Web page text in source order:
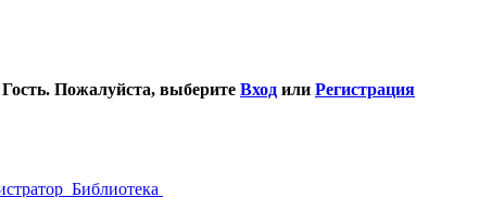
Пожалуйста, выберите Вход или Регистрация
Библиотека